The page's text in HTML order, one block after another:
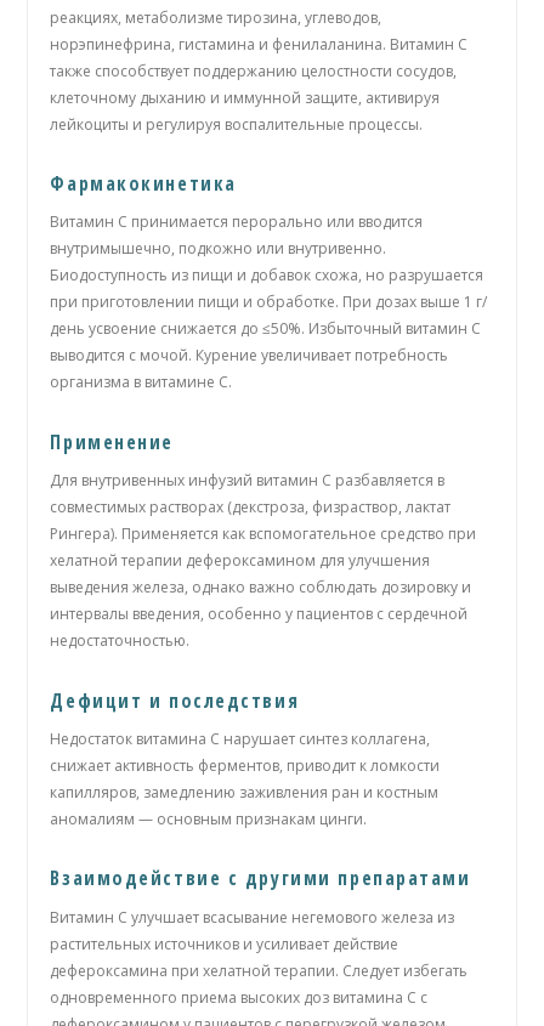
реакциях, метаболизме тирозина, углеводов,
норэпинефрина, гистамина и фенилаланина. Витамин С
также способствует поддержанию целостности сосудов,
клеточному дыханию и иммунной защите, активируя
лейкоциты и регулируя воспалительные процессы.
Фармакокинетика
Витамин С принимается перорально или вводится
внутримышечно, подкожно или внутривенно.
Биодоступность из пищи и добавок схожа, но разрушается
при приготовлении пищи и обработке. При дозах выше 1 г/
день усвоение снижается до ≤50%. Избыточный витамин С
выводится с мочой. Курение увеличивает потребность
организма в витамине С.
Применение
Для внутривенных инфузий витамин С разбавляется в
совместимых растворах (декстроза, физраствор, лактат
Рингера). Применяется как вспомогательное средство при
хелатной терапии дефероксамином для улучшения
выведения железа, однако важно соблюдать дозировку и
интервалы введения, особенно у пациентов с сердечной
недостаточностью.
Дефицит и последствия
Недостаток витамина С нарушает синтез коллагена,
снижает активность ферментов, приводит к ломкости
капилляров, замедлению заживления ран и костным
аномалиям — основным признакам цинги.
Взаимодействие с другими препаратами
Витамин С улучшает всасывание негемового железа из
растительных источников и усиливает действие
дефероксамина при хелатной терапии. Следует избегать
одновременного приема высоких доз витамина С с